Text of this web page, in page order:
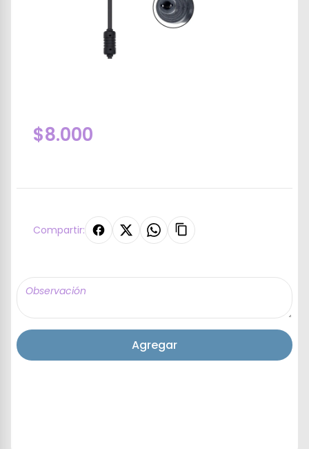
$8.000
Compartir:
Agregar